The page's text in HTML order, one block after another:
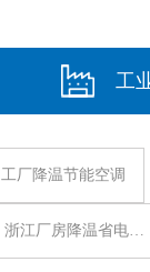
工
工厂降温节能空调
浙江厂房降温省电…